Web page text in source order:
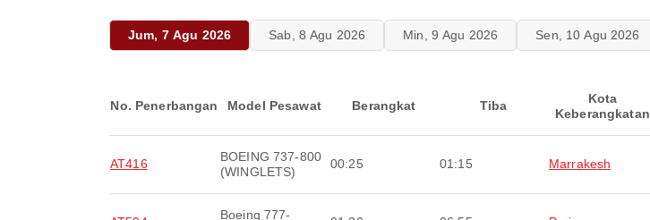
Jum, 7 Agu 2026 Sab, 8 Agu 2026 Min, 9 Agu 2026 Sen, 10 Agu 2026
No. Penerbangan Model Pesawat Berangkat Tiba
Kota
Keberangkatan
AT416
BOEING 737-800
(WINGLETS)
00:25 01:15 Marrakesh
Boeing 777-